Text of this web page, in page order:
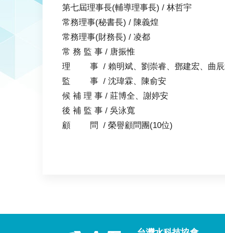
第七屆理事長(輔導理事長) / 林哲宇
常務理事(秘書長) / 陳義煌
常務理事(財務長) / 凌都
常 務 監 事 / 唐振惟
理 事 / 賴明斌、劉崇睿、鄧建宏、曲辰
監 事 / 沈瑋霖、陳俞安
候 補 理 事 / 莊博全、謝婷安
後 補 監 事 / 吳泳寬
顧 問 / 榮譽顧問團(10位)